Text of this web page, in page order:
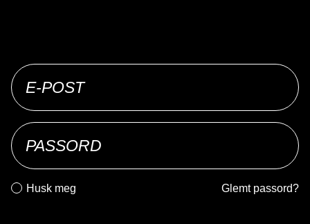
Husk meg Glemt passord?